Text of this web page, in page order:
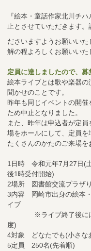
『絵本・童話作家北川チ
止とさせていただきます
ださいますようお願いい
解の程よろしくお願いいた
定員に達しましたので、募
絵本ライブとは歌や楽器
聞かせのことです。
昨年も同じイベントの開
ため中止となりました。
また、昨年は申込者が定
場をホールにして、定員を
たくさんのかたのご来場を
1日時 令和元年7月27日(
後1時受付開始)
2場所 図書館交流プラザ
3内容 岡崎市出身の絵本
イブ
※ライブ終了後にはサ
度)
4対象 どなたでも(小さな
5定員 250名(先着順)